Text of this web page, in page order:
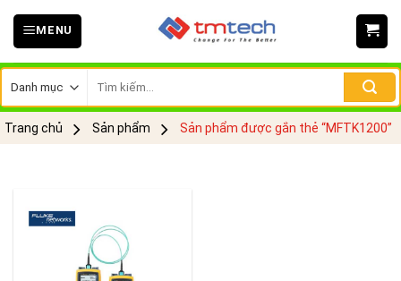
Skip
MENU
kiếm:
Trang chủ Sản phẩm Sản phẩm được gắn thẻ “MFTK1200”